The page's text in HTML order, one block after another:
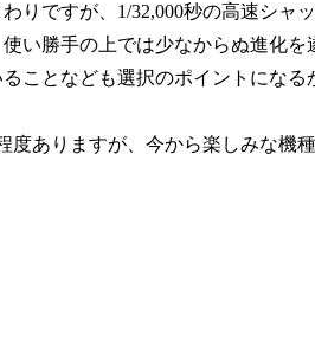
りですが、1/32,000秒の高速シャ
い勝手の上では少なからぬ進化
ことなども選択のポイントになる
度ありますが、今から楽しみな機